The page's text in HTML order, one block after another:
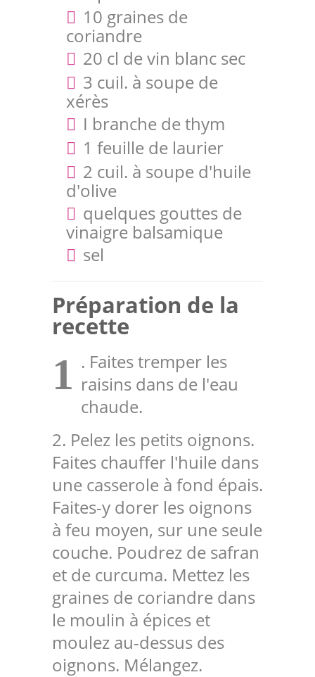
10 graines de
coriandre
20 cl de vin blanc sec
3 cuil. à soupe de
xérès
I branche de thym
1 feuille de laurier
2 cuil. à soupe d'huile
d'olive
quelques gouttes de
vinaigre balsamique
sel
Préparation de la
recette
1 . Faites tremper les
raisins dans de l'eau
chaude.
2. Pelez les petits oignons.
Faites chauffer l'huile dans
une casserole à fond épais.
Faites-y dorer les oignons
à feu moyen, sur une seule
couche. Poudrez de safran
et de curcuma. Mettez les
graines de coriandre dans
le moulin à épices et
moulez au-dessus des
oignons. Mélangez.